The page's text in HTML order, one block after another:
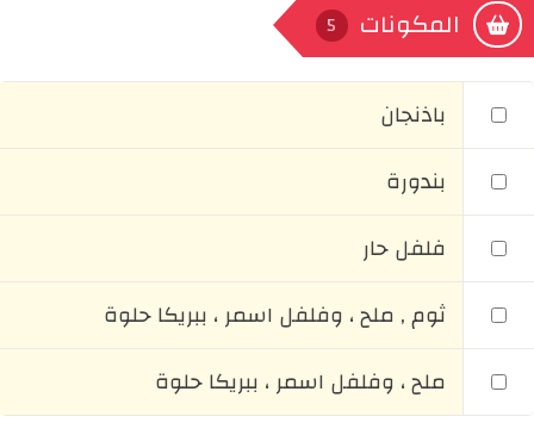
المكونات 5
باذنجان
بندورة
فلفل حار
ثوم , ملح ، وفلفل اسمر ، ببريكا حلوة
ملح ، وفلفل اسمر ، ببريكا حلوة